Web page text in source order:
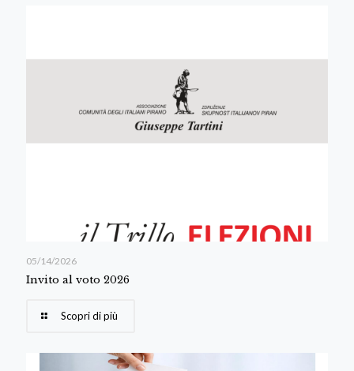
05/14/2026
Invito al voto 2026
Scopri di più